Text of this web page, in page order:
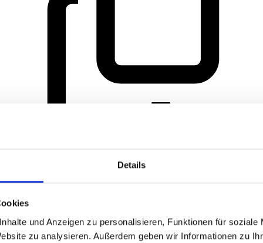
Details
und Anzeigen zu personalisieren, Funktionen für soziale
zu analysieren. Außerdem geben wir Informationen zu